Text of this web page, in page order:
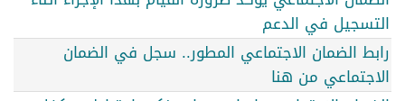
التسجيل في الدعم
رابط الضمان الاجتماعي المطور.. سجل في الضمان
الاجتماعي من هنا